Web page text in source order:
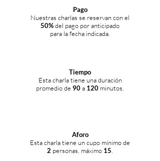
Pago
Nuestras charlas se reservan con el
50%del pago por anticipado
para la fecha indicada.
Tiempo
Esta charla tiene una duración
promedio de 90a 120 minutos.
Aforo
Esta charla tiene un cupo mínimo de
2 personas, máximo 15